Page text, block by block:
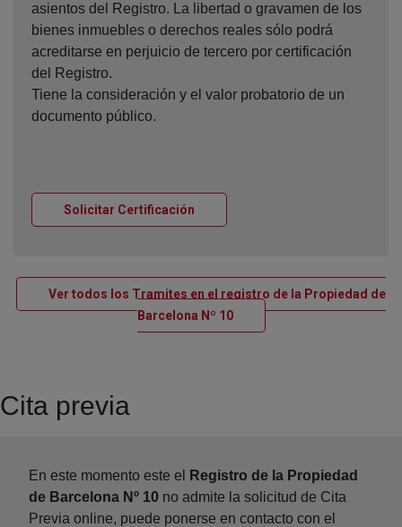
asientos del Registro. La libertad o gravamen de los
bienes inmuebles o derechos reales sólo podrá
acreditarse en perjuicio de tercero por certificación
del Registro.
Tiene la consideración y el valor probatorio de un
documento público.
Solicitar Certificación
Ver todos los Tramites en el registro de la Propiedad de
Barcelona Nº 10Ventana nueva
Cita previa
En este momento este el
Registro de la Propiedad
de Barcelona Nº 10 no admite la solicitud de Cita
Previa online, puede ponerse en contacto con el